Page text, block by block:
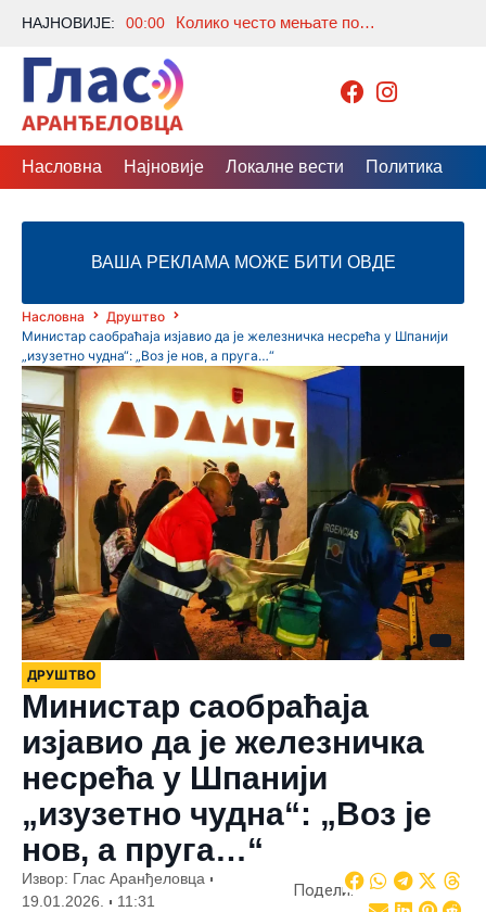
НАЈНОВИЈЕ: 00:00 Колико често мењате постељину? Многи праве исту грешку, а стручњаци откривају колико је заиста потребно
Насловна Најновије Локалне вести Политика
ВАША РЕКЛАМА МОЖЕ БИТИ ОВДЕ
Насловна
Друштво
Министар саобраћаја изјавио да је железничка несрећа у Шпанији
„изузетно чудна“: „Воз је нов, а пруга…“
ДРУШТВО
Министар саобраћаја
изјавио да је железничка
несрећа у Шпанији
„изузетно чудна“: „Воз је
нов, а пруга…“
Извор: Глас Аранђеловца
19.01.2026.
11:31
Подели: